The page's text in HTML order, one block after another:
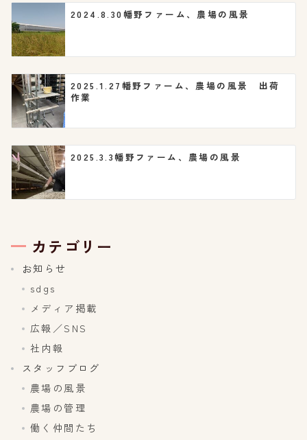
2024.8.30幡野ファーム、農場の風景
2025.1.27幡野ファーム、農場の風景 出荷
作業
2025.3.3幡野ファーム、農場の風景
カテゴリー
お知らせ
sdgs
メディア掲載
広報／SNS
社内報
スタッフブログ
農場の風景
農場の管理
働く仲間たち